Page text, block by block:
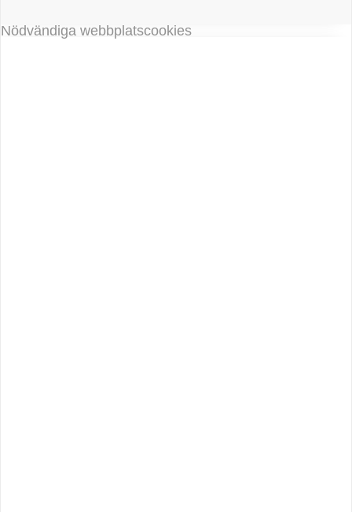
Nödvändiga webbplatscookies